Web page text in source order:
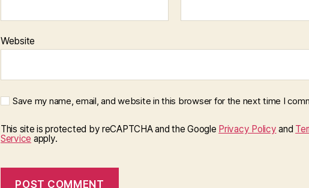
Website
Save my name, email, and website in this browser for the next time I
This site is protected by reCAPTCHA and the Google Privacy Policy and
Service apply.